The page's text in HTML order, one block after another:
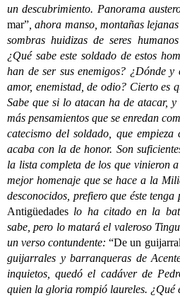
un descubrimiento. Panorama
mar” , ahora manso, montañas
sombras huidizas de seres
¿Qué sabe este soldado de estos
han de ser sus enemigos? ¿Dónde y
amor, enemistad, de odio? Cierto es
Sabe que si lo atacan ha de atacar,
más pensamientos que se enredan
catecismo del soldado, que
acaba con la de honor. Son
la lista completa de los que vinieron
mejor homenaje que se hace a la
desconocidos, prefiero que éste
Antigüedades lo ha citado en la
sabe, pero lo matará el valeroso
un verso contundente:“De un
guijarrales y barranqueras de
inquietos, quedó el cadáver de
quien la gloria rompió laureles. ¿Qué